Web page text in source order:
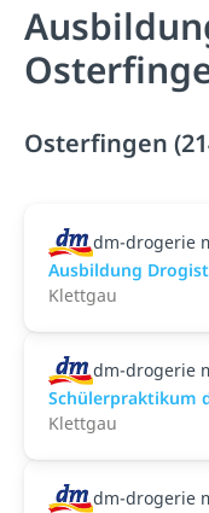
Osterfingen
dm-drogerie
Ausbildung
Klettgau
dm-drogerie
Schülerpraktikum
Klettgau
dm-drogerie